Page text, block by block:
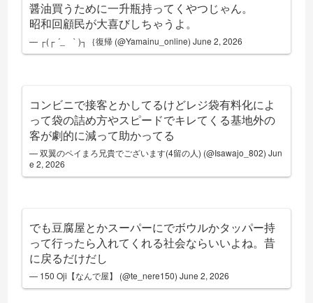
醤油買うために一升瓶持ってくやつじゃん。
昭和回顧民が大喜びしちゃうよ。
— ┌(┌ ´_ゝ` )┐｛復帰 (@Yamainu_online)June 2, 2026
コンビニで接客とかしてるけどレジ袋有料化によ
って袋の詰め方やスピードでキレてくる基地外の
客が劇的に減って助かってる
— 双翼のペイまろ兄貴でございます(4留の人) (@Isawajo_802)Jun
e 2, 2026
でも豆腐屋とかスーパーにでボウルかタッパー持
って行ったら入れてくれる社会ならいいよね。昔
に戻るだけだし
— 150 Oji【なんで屋】 (@te_nere150)June 2, 2026